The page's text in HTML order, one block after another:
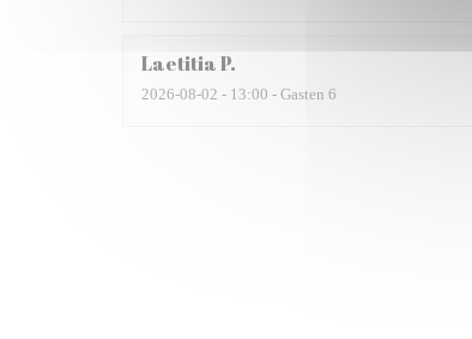
LaetitiaP
2026-08-02 - 13:00 - Gasten 6